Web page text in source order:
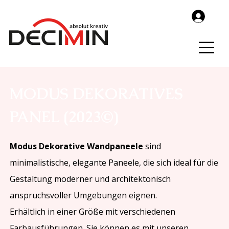
Modus Dekorative Wandpaneele sind
minimalistische, elegante Paneele, die sich ideal für die
Gestaltung moderner und architektonisch
anspruchsvoller Umgebungen eignen.
Erhältlich in einer Größe mit verschiedenen